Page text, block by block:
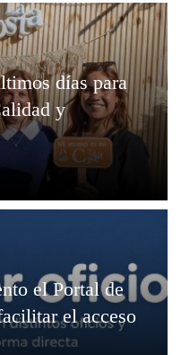
días para
y
el Portal de
el acceso